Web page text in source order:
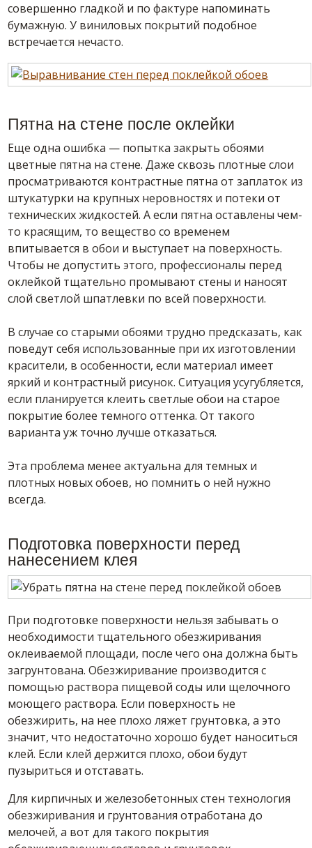
совершенно гладкой и по фактуре напоминать
бумажную. У виниловых покрытий подобное
встречается нечасто.
Пятна на стене после оклейки
Еще одна ошибка — попытка закрыть обоями
цветные пятна на стене. Даже сквозь плотные слои
просматриваются контрастные пятна от заплаток из
штукатурки на крупных неровностях и потеки от
технических жидкостей. А если пятна оставлены чем-
то красящим, то вещество со временем
впитывается вобои и выступает на поверхность.
Чтобы не допустить этого, профессионалы перед
оклейкой тщательно промывают стены и наносят
слой светлой шпатлевки по всей поверхности.
В случае со старыми обоями трудно предсказать, как
поведут себя использованные при их изготовлении
красители, в особенности, если материал имеет
яркий и контрастный рисунок. Ситуация усугубляется,
если планируется клеить светлыеобои на старое
покрытие более темного оттенка. От такого
варианта уж точно лучше отказаться.
Эта проблема менее актуальна для темных и
плотных новых обоев, но помнить о ней нужно
всегда.
Подготовка поверхности перед
нанесением клея
При подготовке поверхности нельзя забывать о
необходимости тщательного обезжиривания
оклеиваемой площади, после чего она должна быть
загрунтована. Обезжиривание производится с
помощью раствора пищевой соды или щелочного
моющего раствора. Если поверхность не
обезжирить, на нее плохо ляжет грунтовка, а это
значит, что недостаточно хорошо будет наноситься
клей. Если клей держится плохо,обоибудут
пузыриться и отставать.
Для кирпичных и железобетонных стен технология
обезжиривания и грунтования отработана до
мелочей, а вот для такого покрытия